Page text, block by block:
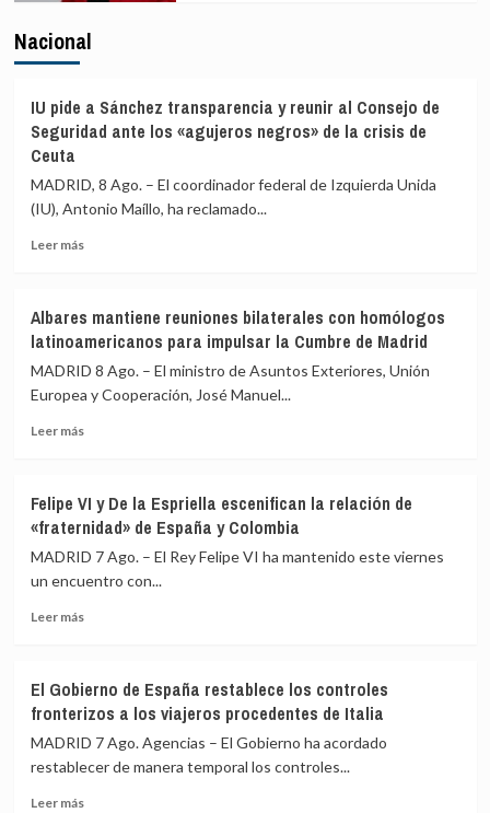
Nacional
IU pide a Sánchez transparencia y reunir al Consejo de
Seguridad ante los «agujeros negros» de la crisis de
Ceuta
MADRID, 8 Ago. – El coordinador federal de Izquierda Unida
(IU), Antonio Maíllo, ha reclamado...
Leer másLeer
pide
a
Sánchez
transparencia
reunir
Seguridad
ante
los
«agujeros
de
Ceuta
Albares mantiene reuniones bilaterales con homólogos
latinoamericanos para impulsar la Cumbre de Madrid
MADRID 8 Ago. – El ministro de Asuntos Exteriores, Unión
Europea y Cooperación, José Manuel...
Leer másLeer
mantiene
reuniones
bilaterales
con
latinoamericanos
Cumbre
de
Madrid
Felipe VI y De la Espriella escenifican la relación de
«fraternidad» de España y Colombia
MADRID 7 Ago. – El Rey Felipe VI ha mantenido este viernes
un encuentro con...
Leer másLeer
VI
y
De
escenifican
El Gobierno de España restablece los controles
fronterizos a los viajeros procedentes de Italia
MADRID 7 Ago. Agencias – El Gobierno ha acordado
restablecer de manera temporal los controles...
Leer másLeer